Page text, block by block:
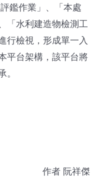
鑑作業」、「本處
「水利建造物檢測工
行檢視，形成單一入
平台架構，該平台將
作者 阮祥傑